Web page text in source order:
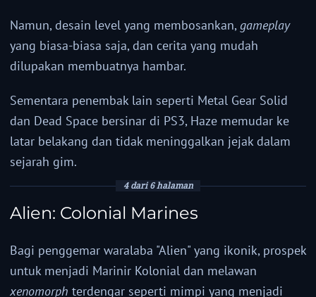
Namun, desain level yang membosankan, gameplay
yang biasa-biasa saja, dan cerita yang mudah
dilupakan membuatnya hambar.
Sementara penembak lain seperti Metal Gear Solid
dan Dead Space bersinar di PS3, Haze memudar ke
latar belakang dan tidak meninggalkan jejak dalam
sejarah gim.
4 dari 6 halaman
Alien: Colonial Marines
Bagi penggemar waralaba "Alien" yang ikonik, prospek
untuk menjadi Marinir Kolonial dan melawan
xenomorph terdengar seperti mimpi yang menjadi